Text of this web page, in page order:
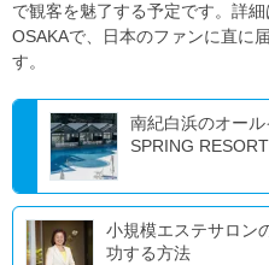
で観客を魅了する予定です。詳
OSAKAで、日本のファンに直に
す。
南紀白浜のオー
SPRING
小規模エステサロン
功する方法